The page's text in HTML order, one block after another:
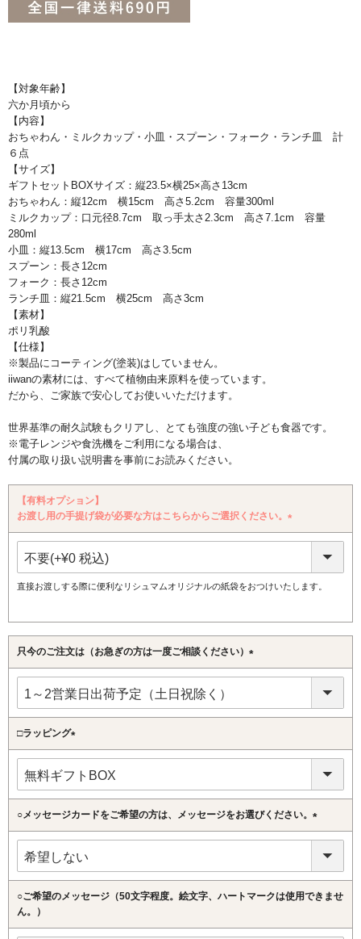
【対象年齢】
六か月頃から
【内容】
おちゃわん・ミルクカップ・小皿・スプーン・フォーク・ランチ皿 計
６点
【サイズ】
ギフトセットBOXサイズ：縦23.5×横25×高さ13cm
おちゃわん：縦12cm 横15cm 高さ5.2cm 容量300ml
ミルクカップ：口元径8.7cm 取っ手太さ2.3cm 高さ7.1cm 容量
280ml
小皿：縦13.5cm 横17cm 高さ3.5cm
スプーン：長さ12cm
フォーク：長さ12cm
ランチ皿：縦21.5cm 横25cm 高さ3cm
【素材】
ポリ乳酸
【仕様】
※製品にコーティング(塗装)はしていません。
iiwanの素材には、すべて植物由来原料を使っています。
だから、ご家族で安心してお使いいただけます。
世界基準の耐久試験もクリアし、とても強度の強い子ども食器です。
※電子レンジや食洗機をご利用になる場合は、
付属の取り扱い説明書を事前にお読みください。
【有料オプション】
お渡し用の手提げ袋が必要な方はこちらからご選択ください。
(必
直接お渡しする際に便利なリシュマムオリジナルの紙袋をおつけいたします。
只今のご注文は（お急ぎの方は一度ご相談ください）
(必
□ラッピング
(必
須)
○メッセージカードをご希望の方は、メッセージをお選びください。
(必
○ご希望のメッセージ（50文字程度。絵文字、ハートマークは使用できませ
ん。）